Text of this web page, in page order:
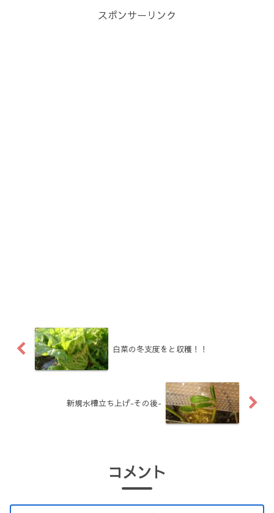
スポンサーリンク
白菜の冬支度をと収穫！！
新規水槽立ち上げ-その後-
コメント